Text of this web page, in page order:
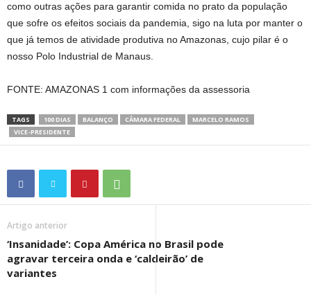
como outras ações para garantir comida no prato da população
que sofre os efeitos sociais da pandemia, sigo na luta por manter o
que já temos de atividade produtiva no Amazonas, cujo pilar é o
nosso Polo Industrial de Manaus.
FONTE: AMAZONAS 1 com informações da assessoria
TAGS 100 DIAS BALANÇO CÂMARA FEDERAL
MARCELO RAMOS
VICE-PRESIDENTE
Artigo anterior
‘Insanidade’: Copa América no Brasil pode
agravar terceira onda e ‘caldeirão’ de
variantes